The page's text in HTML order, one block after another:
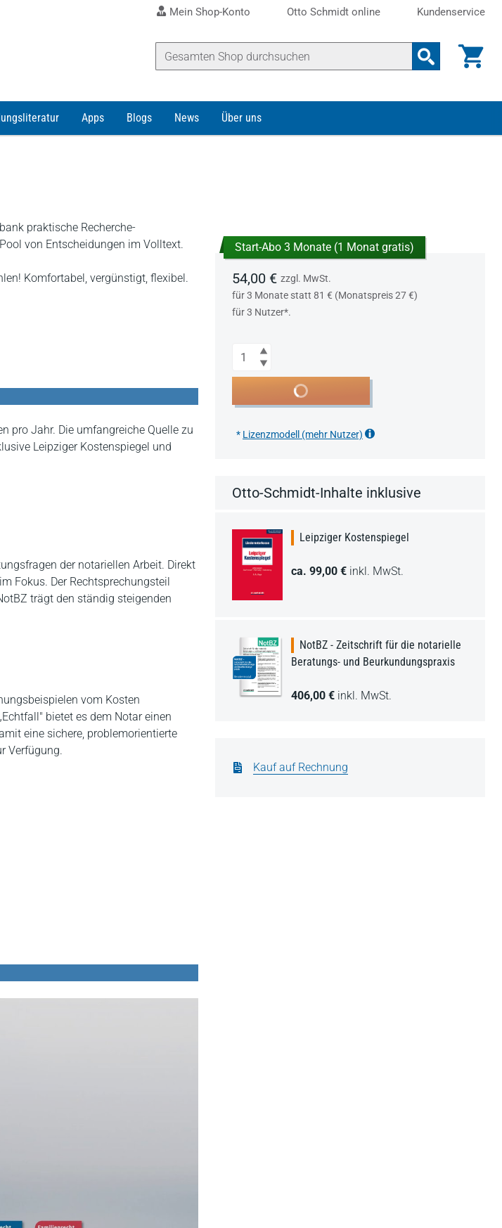
Mein Shop-Konto Otto Schmidt online Kundenservice
Apps Blogs News Über uns
praktische Recherche-
von Entscheidungen im Volltext.
Komfortabel, vergünstigt, flexibel.
Start-Abo 3 Monate (1 Monat gratis)
54,00 € zzgl. MwSt.
für 3 Monate statt 81 € (Monatspreis 27 €)
für 3 Nutzer*.
Anzahl
In den Warenkorb
* Lizenzmodell (mehr Nutzer)
pro Jahr. Die umfangreiche Quelle zu
Leipziger Kostenspiegel und
der notariellen Arbeit. Direkt
Fokus. Der Rechtsprechungsteil
trägt den ständig steigenden
vom Kosten
bietet es dem Notar einen
eine sichere, problemorientierte
Verfügung.
Otto-Schmidt-Inhalte inklusive
Leipziger Kostenspiegel
ca. 99,00 € inkl. MwSt.
NotBZ - Zeitschrift für die notarielle
Beratungs- und Beurkundungspraxis
406,00 € inkl. MwSt.
Kauf auf Rechnung